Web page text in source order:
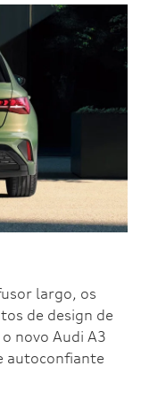
largo, os
de design de
novo Audi A3
autoconfiante